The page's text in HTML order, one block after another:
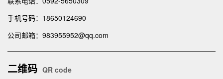
手机号码：18650124690
公司邮箱：983955952@qq.com
二维码 QR code